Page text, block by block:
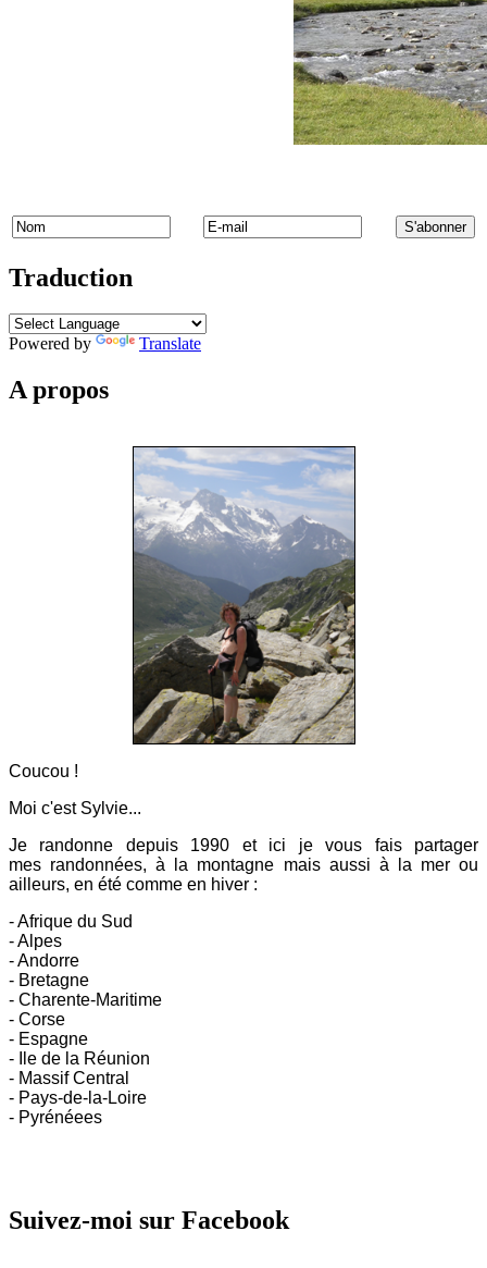
Traduction
Powered by Translate
A propos
Coucou !
Moi c'est Sylvie...
Je randonne depuis 1990 et ici je vous fais partager
mes randonnées, à la montagne mais aussi à la mer ou
ailleurs, en été comme en hiver :
- Afrique du Sud
- Alpes
- Andorre
- Bretagne
- Charente-Maritime
- Corse
- Espagne
- Ile de la Réunion
- Massif Central
- Pays-de-la-Loire
- Pyrénéees
Suivez-moi sur Facebook